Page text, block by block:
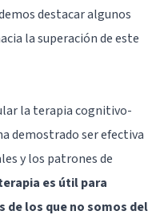
destacar algunos
la superación de este
la terapia cognitivo-
demostrado ser efectiva
y los patrones de
es útil para
los que no somos del